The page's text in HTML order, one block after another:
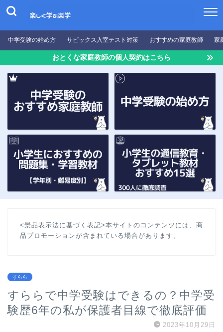
中学受験の始め方 サピックス入室テスト対策 おすすめの家庭教師 家
おとくな家庭教師の個人契約はこちら
<景品表示法に基づく表記>本サイトのコンテンツには、商
品プロモーションが含まれている場合があります。
すらら
すららで中学受験はできるの？中学受
験歴6年の私が保護者目線で徹底評価
2023年10月29日